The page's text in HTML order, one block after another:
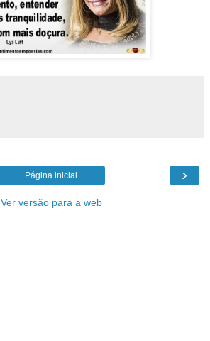
›
Página inicial
Ver versão para a web